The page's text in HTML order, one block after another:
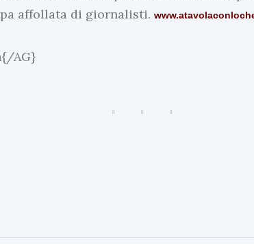
affollata di giornalisti.
AG}